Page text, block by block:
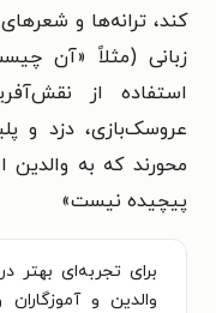
کند، ترانه‌ها و
زبانی (مثلاً «آن
استفاده از
عروسک‌بازی، دزد و
محورند که به
پیچیده نیست»
برای تجربه‌ای بهتر
والدین و